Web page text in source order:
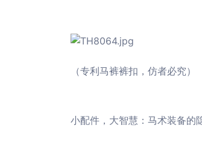
（专利马裤裤扣，仿者必究）
小配件，大智慧：马术装备的